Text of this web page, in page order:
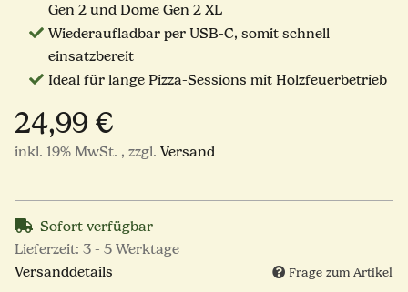
Gen 2 und Dome Gen 2 XL
Wiederaufladbar per USB-C, somit schnell
einsatzbereit
Ideal für lange Pizza-Sessions mit Holzfeuerbetrieb
24,99 €
inkl. 19% MwSt. , zzgl. Versand
Sofort verfügbar
Lieferzeit: 3 - 5 Werktage
Versanddetails
Frage zum Artikel